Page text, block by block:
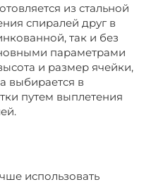
из стальной
спиралей друг в
так и без
параметрами
и размер ячейки,
выбирается в
путем выплетения
использовать